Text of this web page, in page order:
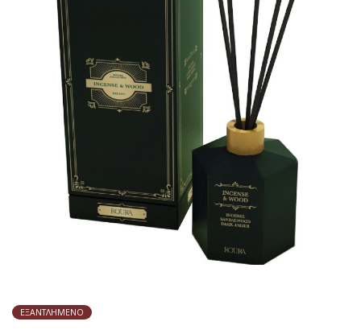
ΕΞΑΝΤΛΗΜΈΝΟ